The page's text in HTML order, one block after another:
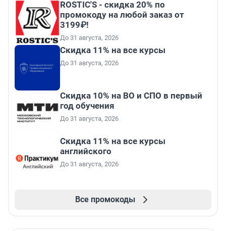
ROSTIC'S - скидка 20% по
промокоду на любой заказ от
3199₽!
До 31 августа, 2026
Скидка 11% на все курсы
До 31 августа, 2026
Скидка 10% на ВО и СПО в первый
год обучения
До 31 августа, 2026
Скидка 11% на все курсы
английского
До 31 августа, 2026
Все промокоды